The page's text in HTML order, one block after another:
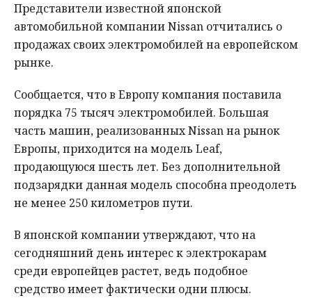
Представители известной японской
автомобильной компании Nissan отчитались о
продажах своих электромобилей на европейском
рынке.
Сообщается, что в Европу компания поставила
порядка 75 тысяч электромобилей. Большая
часть машин, реализованных Nissan на рынок
Европы, приходится на модель Leaf,
продающуюся шесть лет. Без дополнительной
подзарядки данная модель способна преодолеть
не менее 250 километров пути.
В японской компании утверждают, что на
сегодняшний день интерес к электрокарам
среди европейцев растет, ведь подобное
средство имеет фактически одни плюсы.